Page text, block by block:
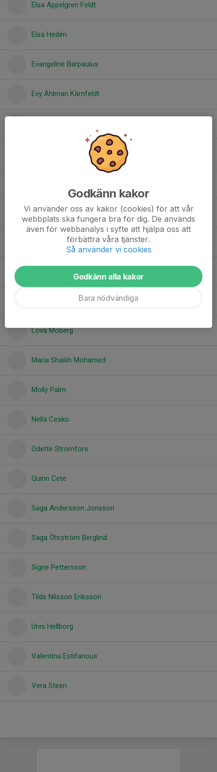
Elsa Appelgren Feldt
Elsa Hedén
Evangeline Barpaulus
Evy Ählman Kärnfeldt
Kerstin Lindgren
Leah Girdenyte
Lova Moberg
Maria Shaikh Mohamed
Molly Palm
Nella Cesko
Odette Strömfors
Quinn Cete
Saga Andersson Jonsson
Saga Öhrström Berglind
Signe Pettersson
Tilde Nilsson Eriksson
Unni Hellborg
Valentina Estifanous
Vera Steen
Godkänn kakor
Vi använder oss av kakor (cookies) för att vår
webbplats ska fungera bra för dig. De används
även för webbanalys i syfte att hjälpa oss att
förbättra våra tjänster.
Så använder vi cookies
Godkänn alla kakor
Bara nödvändiga